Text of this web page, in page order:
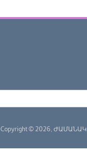
Copyright © 2026, ԺԱՄԱՆԱԿ